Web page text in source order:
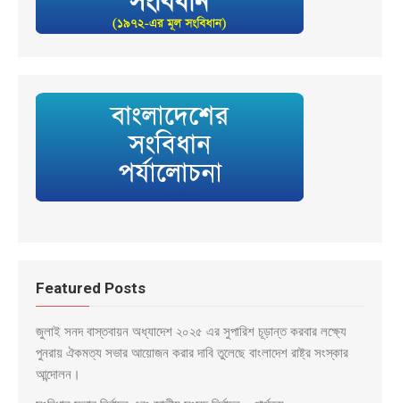
Featured Posts
জুলাই সনদ বাস্তবায়ন অধ্যাদেশ ২০২৫ এর সুপারিশ চূড়ান্ত করবার লক্ষ্যে
পুনরায় ঐকমত্য সভার আয়োজন করার দাবি তুলেছে বাংলাদেশ রাষ্ট্র সংস্কার
আন্দোলন।